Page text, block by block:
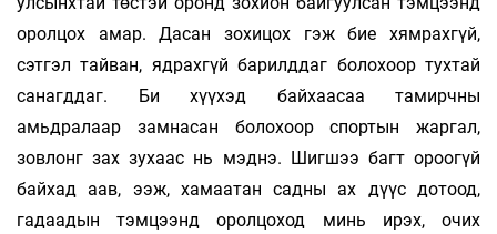
оролцох амар. Дасан зохицох гэж бие хямрахгүй,
сэтгэл тайван, ядрахгүй барилддаг болохоор тухтай
санагддаг. Би хүүхэд байхаасаа тамирчны
амьдралаар замнасан болохоор спортын жаргал,
зовлонг зах зухаас нь мэднэ. Шигшээ багт ороогүй
байхад аав, ээж, хамаатан садны ах дүүс дотоод,
гадаадын тэмцээнд оролцоход минь ирэх, очих